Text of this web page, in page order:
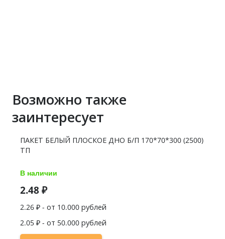
Возможно также
заинтересует
ПАКЕТ БЕЛЫЙ ПЛОСКОЕ ДНО Б/П 170*70*300 (2500)
ТП
В наличии
2.48₽
2.26 ₽ - от 10.000 рублей
2.05 ₽ - от 50.000 рублей